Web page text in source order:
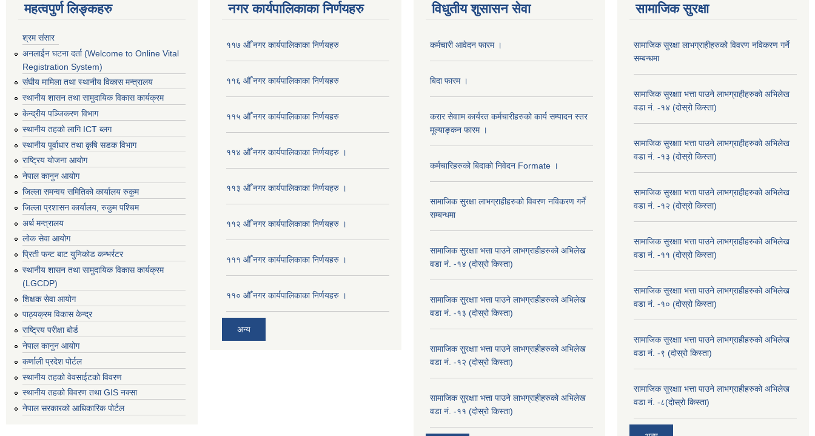
महत्वपुर्ण लिङ्कहरु
श्रम संसार
अनलाईन घटना दर्ता (Welcome to Online Vital
Registration System)
संघीय मामिला तथा स्थानीय विकास मन्त्रालय
स्थानीय शासन तथा सामुदायिक विकास कार्यक्रम
केन्द्रीय पञ्जिकरण विभाग
स्थानीय तहको लागि ICT ब्लग
स्थानीय पूर्वाधार तथा कृषि सडक विभाग
राष्ट्रिय योजना आयोग
नेपाल कानुन आयोग
जिल्ला समन्वय समितिको कार्यालय रुकुम
जिल्ला प्रशासन कार्यालय, रुकुम पश्चिम
अर्थ मन्त्रालय
लोक सेवा आयोग
प्रिती फन्ट बाट युनिकोड कन्भर्रटर
स्थानीय शासन तथा सामुदायिक विकास कार्यक्रम
(LGCDP)
शिक्षक सेवा आयोग
पाठ्यक्रम विकास केन्द्र
राष्ट्रिय परीक्षा बोर्ड
नेपाल कानुन आयोग
कर्णाली प्रदेश पोर्टल
स्थानीय तहको वेवसाईटको विवरण
स्थानीय तहको विवरण तथा GIS नक्सा
नेपाल सरकारको आधिकारिक पोर्टल
नगर कार्यपालिकाका निर्णयहरु
११७ औँ नगर कार्यपालिकाका निर्णयहरु
११६ औँ नगर कार्यपालिकाका निर्णयहरु
११५ औँ नगर कार्यपालिकाका निर्णयहरु
११४ औँ नगर कार्यपालिकाका निर्णयहरु ।
११३ औँ नगर कार्यपालिकाका निर्णयहरु ।
११२ औँ नगर कार्यपालिकाका निर्णयहरु ।
१११ औँ नगर कार्यपालिकाका निर्णयहरु ।
११० औँ नगर कार्यपालिकाका निर्णयहरु ।
अन्य
विधुतीय शुसासन सेवा
कर्मचारी आवेदन फारम ।
बिदा फारम ।
करार सेवााम कार्यरत कर्मचारीहरुको कार्य सम्पादन स्तर
मूल्याङ्कन फारम ।
कर्मचारिहरुको बिदाको निवेदन Formate ।
सामाजिक सुरक्षा लाभग्राहीहरुको विवरण नविकरण गर्ने
सम्बन्धमा
सामाजिक सुरक्षाा भत्ता पाउने लाभग्राहीहरुको अभिलेख
वडा नं. -१४ (दोस्रो किस्ता)
सामाजिक सुरक्षाा भत्ता पाउने लाभग्राहीहरुको अभिलेख
वडा नं. -१३ (दोस्रो किस्ता)
सामाजिक सुरक्षाा भत्ता पाउने लाभग्राहीहरुको अभिलेख
वडा नं. -१२ (दोस्रो किस्ता)
सामाजिक सुरक्षाा भत्ता पाउने लाभग्राहीहरुको अभिलेख
वडा नं. -११ (दोस्रो किस्ता)
सामाजिक सुरक्षा
सामाजिक सुरक्षा लाभग्राहीहरुको विवरण नविकरण गर्ने
सम्बन्धमा
सामाजिक सुरक्षाा भत्ता पाउने लाभग्राहीहरुको अभिलेख
वडा नं. -१४ (दोस्रो किस्ता)
सामाजिक सुरक्षाा भत्ता पाउने लाभग्राहीहरुको अभिलेख
वडा नं. -१३ (दोस्रो किस्ता)
सामाजिक सुरक्षाा भत्ता पाउने लाभग्राहीहरुको अभिलेख
वडा नं. -१२ (दोस्रो किस्ता)
सामाजिक सुरक्षाा भत्ता पाउने लाभग्राहीहरुको अभिलेख
वडा नं. -११ (दोस्रो किस्ता)
सामाजिक सुरक्षाा भत्ता पाउने लाभग्राहीहरुको अभिलेख
वडा नं. -१० (दोस्रो किस्ता)
सामाजिक सुरक्षाा भत्ता पाउने लाभग्राहीहरुको अभिलेख
वडा नं. -९ (दोस्रो किस्ता)
सामाजिक सुरक्षाा भत्ता पाउने लाभग्राहीहरुको अभिलेख
वडा नं. -८(दोस्रो किस्ता)